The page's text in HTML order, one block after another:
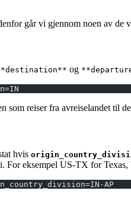
går vi gjennom noen av de
og
som reiser fra avreiselandet til
hvis
For eksempel US-TX for
AP